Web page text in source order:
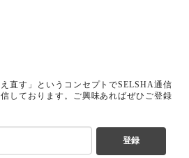
直す」というコンセプトでSELSHA通信
しております。ご興味あればぜひご登録
登録